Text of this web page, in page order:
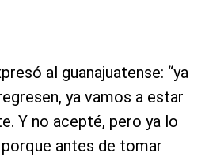
al guanajuatense: “ya
ya vamos a estar
Y no acepté, pero ya lo
antes de tomar